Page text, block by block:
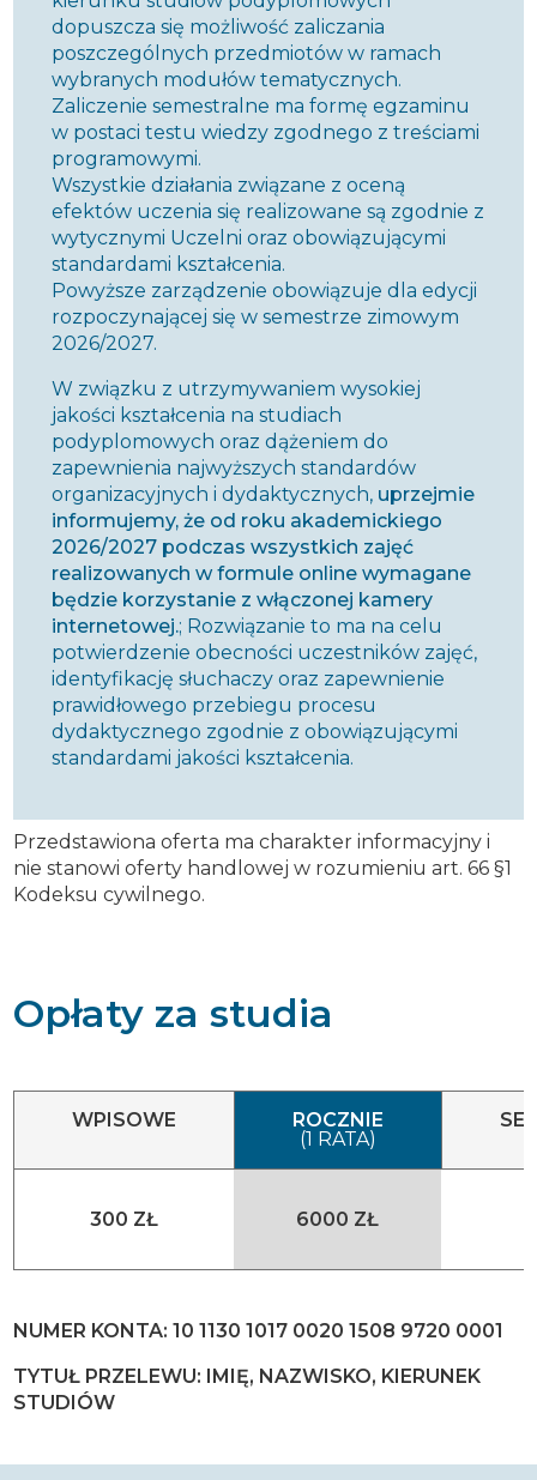
dopuszcza się możliwość zaliczania
poszczególnych przedmiotów w ramach
wybranych modułów tematycznych.
Zaliczenie semestralne ma formę egzaminu
w postaci testu wiedzy zgodnego z treściami
programowymi.
Wszystkie działania związane z oceną
efektów uczenia się realizowane są zgodnie z
wytycznymi Uczelni oraz obowiązującymi
standardami kształcenia.
Powyższe zarządzenie obowiązuje dla edycji
rozpoczynającej się w semestrze zimowym
2026/2027.
W związku z utrzymywaniem wysokiej
jakości kształcenia na studiach
podyplomowych oraz dążeniem do
zapewnienia najwyższych standardów
organizacyjnych i dydaktycznych, uprzejmie
informujemy, że od roku akademickiego
2026/2027 podczas wszystkich zajęć
realizowanych w formule online wymagane
będzie korzystanie z włączonej kamery
internetowej.; Rozwiązanie to ma na celu
potwierdzenie obecności uczestników zajęć,
identyfikację słuchaczy oraz zapewnienie
prawidłowego przebiegu procesu
dydaktycznego zgodnie z obowiązującymi
standardami jakości kształcenia.
Przedstawiona oferta ma charakter informacyjny i
nie stanowi oferty handlowej w rozumieniu art. 66 §1
Kodeksu cywilnego.
Opłaty za studia
WPISOWE
ROCZNIE
(1 RATA)
300 ZŁ 6000 ZŁ
NUMER KONTA: 10 1130 1017 0020 1508 9720 0001
TYTUŁ PRZELEWU: IMIĘ, NAZWISKO, KIERUNEK
STUDIÓW